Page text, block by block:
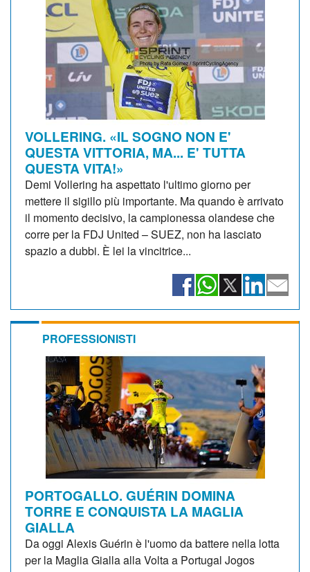
VOLLERING. «IL SOGNO NON E'
QUESTA VITTORIA, MA... E' TUTTA
QUESTA VITA!»
Demi Vollering ha aspettato l'ultimo giorno per
mettere il sigillo più importante. Ma quando è arrivato
il momento decisivo, la campionessa olandese che
corre per la FDJ United – SUEZ, non ha lasciato
spazio a dubbi. È lei la vincitrice...
PROFESSIONISTI
PORTOGALLO. GUÉRIN DOMINA
TORRE E CONQUISTA LA MAGLIA
GIALLA
Da oggi Alexis Guérin è l'uomo da battere nella lotta
per la Maglia Gialla alla Volta a Portugal Jogos